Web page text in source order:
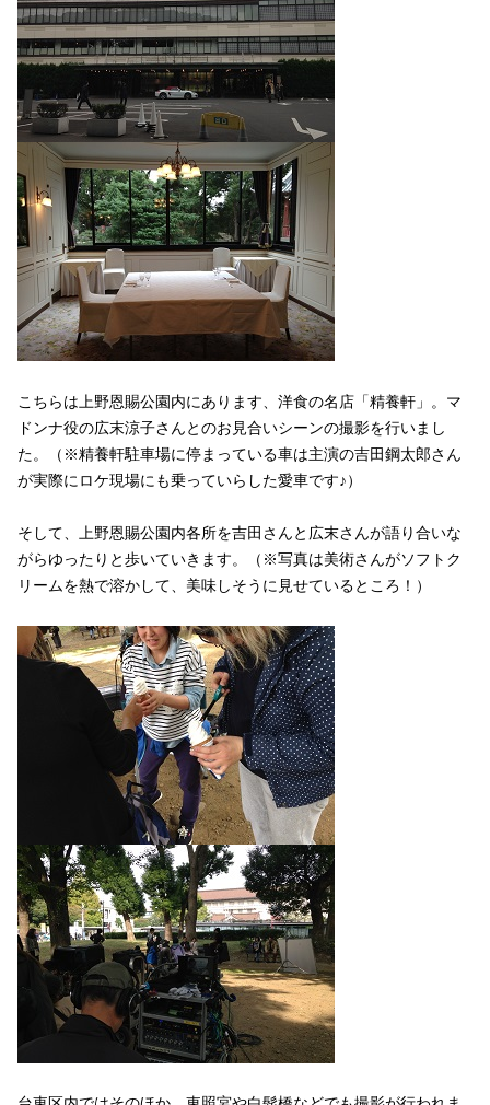
こちらは上野恩賜公園内にあります、洋食の名店「精養軒」。マ
ドンナ役の広末涼子さんとのお見合いシーンの撮影を行いまし
た。（※精養軒駐車場に停まっている車は主演の吉田鋼太郎さん
が実際にロケ現場にも乗っていらした愛車です♪）
そして、上野恩賜公園内各所を吉田さんと広末さんが語り合いな
がらゆったりと歩いていきます。（※写真は美術さんがソフトク
リームを熱で溶かして、美味しそうに見せているところ！）